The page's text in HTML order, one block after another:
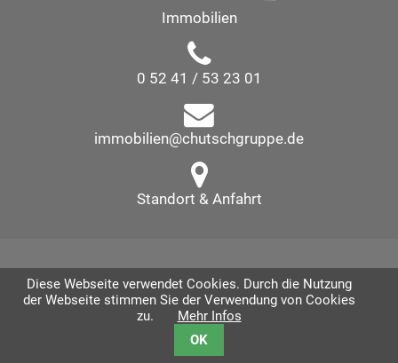
Immobilien
0 52 41 / 53 23 01
immobilien@chutschgruppe.de
Standort & Anfahrt
Home|Impressum|Datenschutz
©2026 Chutsch-Bau GmbH
Diese Webseite verwendet Cookies. Durch die Nutzung
der Webseite stimmen Sie der Verwendung von Cookies
zu.
Mehr Infos
OK